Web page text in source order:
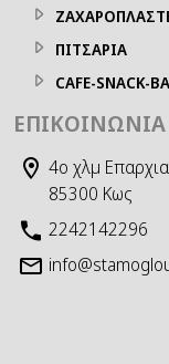
ΠΙΤΣΑΡΙΑ
CAFE-SNACK-
ΕΠΙΚΟΙΝΩΝΊΑ
4ο χλμ
85300 Κως
2242142296